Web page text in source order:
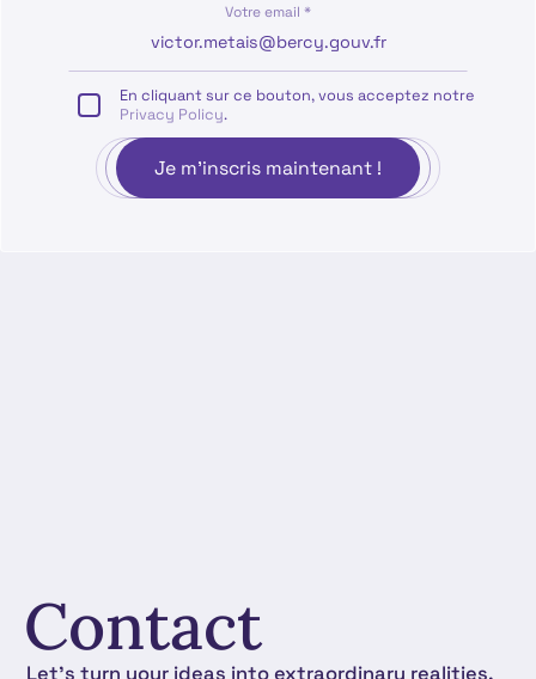
Votre email *
En cliquant sur ce bouton, vous acceptez notre
Privacy Policy.
Contact
Let's turn your ideas into extraordinary realities.